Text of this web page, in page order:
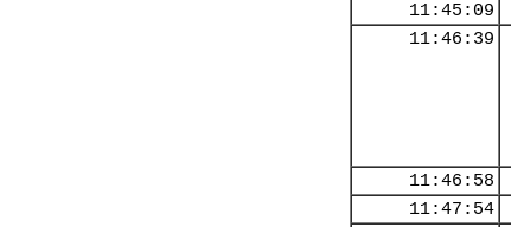
11:45:09
11:46:39
11:46:58
11:47:54